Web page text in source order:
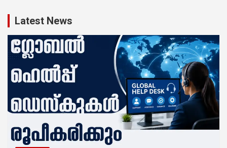
Latest News